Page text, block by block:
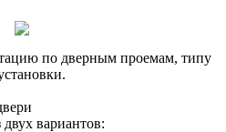
по дверным проемам, типу
вариантов: